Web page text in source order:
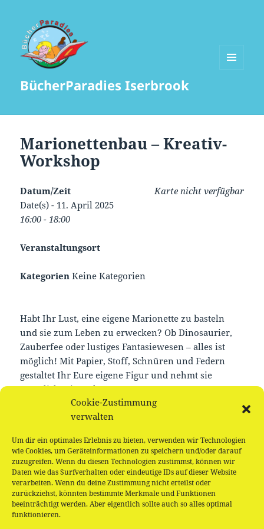
Cookie-Zustimmung
verwalten
Um dir ein optimales Erlebnis zu bieten, verwenden wir Technologien
wie Cookies, um Geräteinformationen zu speichern und/oder darauf
zuzugreifen. Wenn du diesen Technologien zustimmst, können wir
Daten wie das Surfverhalten oder eindeutige IDs auf dieser Website
verarbeiten. Wenn du deine Zustimmung nicht erteilst oder
zurückziehst, könnten bestimmte Merkmale und Funktionen
beeinträchtigt werden. Aber eigentlich sollte auch so alles optimal
funktionieren.
BücherParadies Iserbrook
Marionettenbau – Kreativ-
Workshop
Karte nicht verfügbar
Datum/Zeit
Date(s) - 11. April 2025
16:00 - 18:00
Veranstaltungsort
Kategorien Keine Kategorien
Habt Ihr Lust, eine eigene Marionette zu basteln
und sie zum Leben zu erwecken? Ob Dinosaurier,
Zauberfee oder lustiges Fantasiewesen – alles ist
möglich! Mit Papier, Stoff, Schnüren und Federn
gestaltet Ihr Eure eigene Figur und nehmt sie
natürlich mit nach Hause.
Für Kinder ab 6 Jahren
Anmeldung erforderlich
Beitragsnavigation